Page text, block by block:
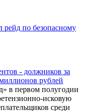
рейд по безопасному
- должников за
рублей
в первом полугодии
исковую
среди